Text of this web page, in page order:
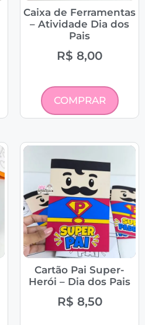
Caixa de Ferramentas
– Atividade Dia dos
Pais
R$ 8,00
COMPRAR
Cartão Pai Super-
Herói – Dia dos Pais
R$ 8,50